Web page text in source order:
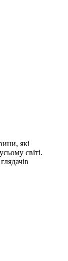
які
світі.